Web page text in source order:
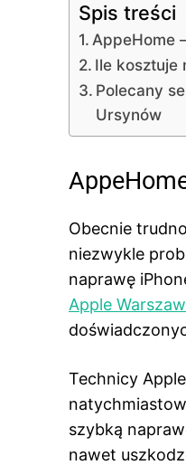
Spis treści
AppeHome
Ile kosztuje
Polecany
Ursynów
Obecnie
niezwykle
naprawę
Apple
Technicy
szybką
nawet